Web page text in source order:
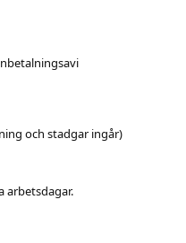
och stadgar ingår)
arbetsdagar.